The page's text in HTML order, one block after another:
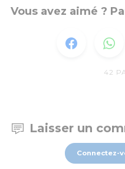
Vous avez aimé ?
42
Laisser un
Connectez-